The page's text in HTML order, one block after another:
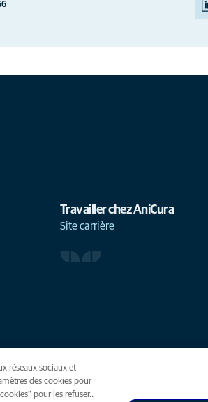
Travailler chez AniCura
Site carrière
réseaux sociaux et
des cookies pour
pour les refuser..